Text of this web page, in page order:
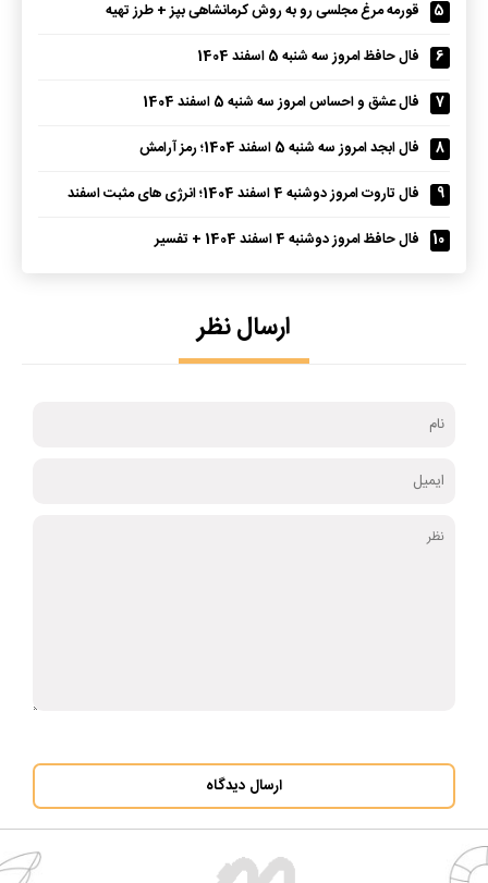
5
قورمه مرغ مجلسی رو به روش کرمانشاهی بپز + طرز تهیه
6
فال حافظ امروز سه شنبه 5 اسفند 1404
7
فال عشق و احساس امروز سه شنبه 5 اسفند 1404
8
فال ابجد امروز سه شنبه 5 اسفند 1404؛ رمز آرامش
9
فال تاروت امروز دوشنبه 4 اسفند 1404؛ انرژی های مثبت اسفند
10
فال حافظ امروز دوشنبه 4 اسفند 1404 + تفسیر
ارسال نظر
ارسال دیدگاه